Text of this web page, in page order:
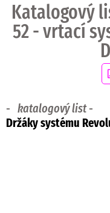
Katalogový
52 - vrtací
- katalogový list-
Držáky systému